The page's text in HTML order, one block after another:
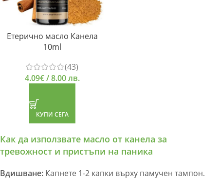
Етерично масло Канела
10ml
(43)
4.09€/ 8.00 лв.
КУПИ СЕГА
Как да използвате масло от канела за
тревожност и пристъпи на паника
Вдишване: Капнете 1-2 капки върху памучен тампон.